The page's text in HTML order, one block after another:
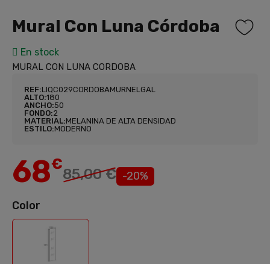
Mural Con Luna Córdoba
En stock
MURAL CON LUNA CORDOBA
REF:LIQC029CORDOBAMURNELGAL
ALTO:180
ANCHO:50
FONDO:2
MATERIAL:MELANINA DE ALTA DENSIDAD
ESTILO:MODERNO
68€
85,00 € -20%
Color
Nelson